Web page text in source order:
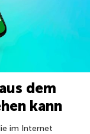
dem
kann
im Internet